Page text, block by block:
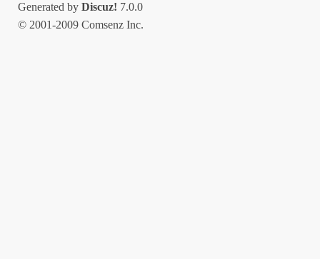
Generated by Discuz! 7.0.0
© 2001-2009 Comsenz Inc.